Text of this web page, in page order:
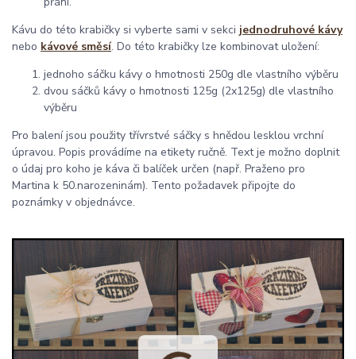
Kávu do této krabičky si vyberte sami v sekci jednodruhové kávy
nebo kávové směsí. Do této krabičky lze kombinovat uložení:
jednoho sáčku kávy o hmotnosti 250g dle vlastního výběru
dvou sáčků kávy o hmotnosti 125g (2x125g) dle vlastního
výběru
Pro balení jsou použity třívrstvé sáčky s hnědou lesklou vrchní
úpravou. Popis provádíme na etikety ručně. Text je možno doplnit
o údaj pro koho je káva či balíček určen (např. Praženo pro
Martina k 50.narozeninám). Tento požadavek připojte do
poznámky v objednávce.